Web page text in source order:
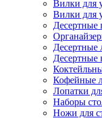
Вилки для
Вилки для
Десертные
Десертные
Десертные
Кофейные
Лопатки
Наборы
Ножи для